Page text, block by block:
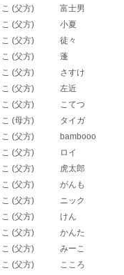
こ (父方) 富士男
こ (父方) 小夏
こ (父方) 徒々
こ (父方) 蓬
こ (父方) さすけ
こ (父方) 左近
こ (父方) こてつ
こ (母方) タイガ
こ (父方) bambooo
こ (父方) ロイ
こ (父方) 虎太郎
こ (父方) がんも
こ (父方) ニック
こ (父方) けん
こ (父方) かんた
こ (父方) みーこ
こ (父方) こころ